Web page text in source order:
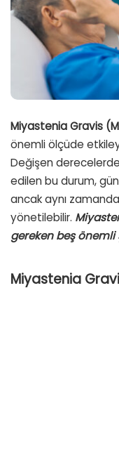
Miyastenia Gravis
önemli ölçüde
Değişen derecelerde
edilen bu durum,
ancak aynı
yönetilebilir.
gereken beş önemli
Miyastenia